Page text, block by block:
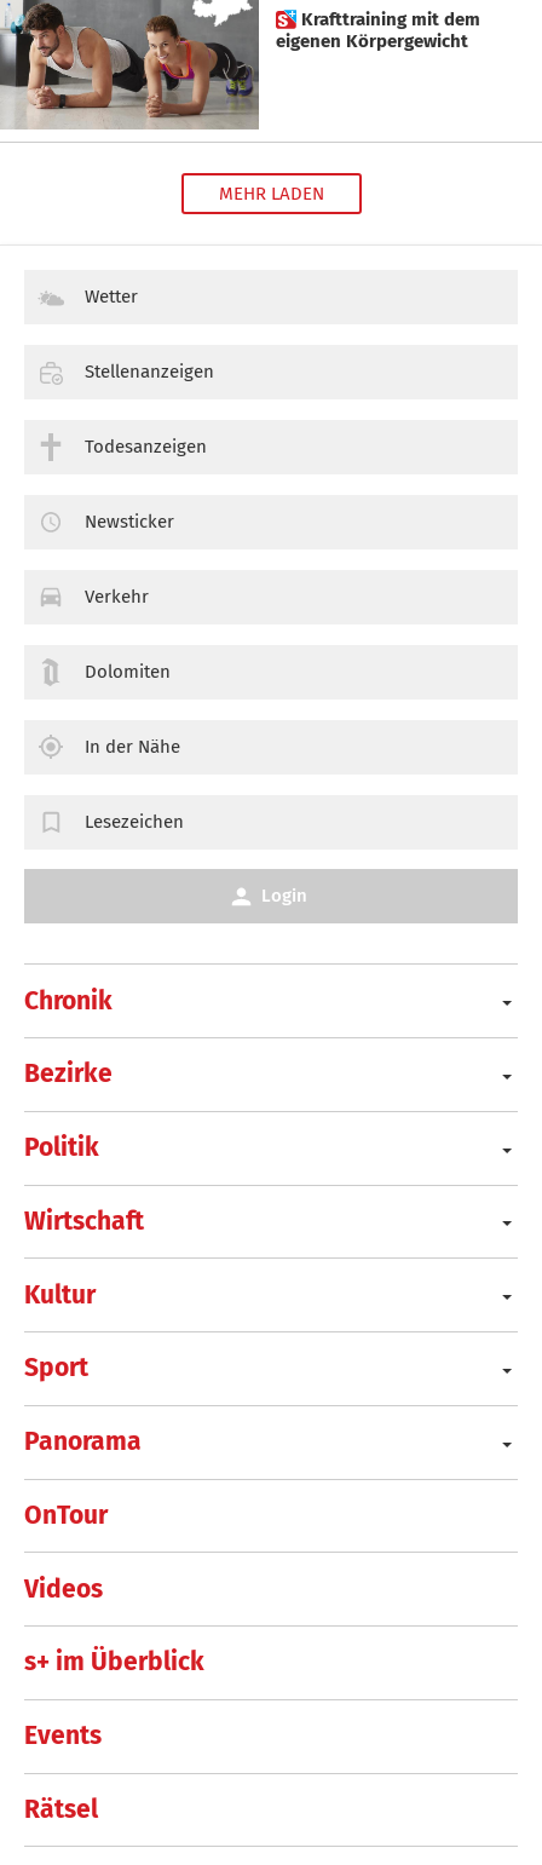
 Krafttraining mit dem
eigenen Körpergewicht
MEHR LADEN
Chronik
Bezirke
Politik
Wirtschaft
Kultur
Sport
Panorama
OnTour
Videos
s+ im Überblick
Events
Rätsel
Wetter
Stellenanzeigen
Todesanzeigen
Newsticker
Verkehr
Dolomiten
In der Nähe
Lesezeichen
Login